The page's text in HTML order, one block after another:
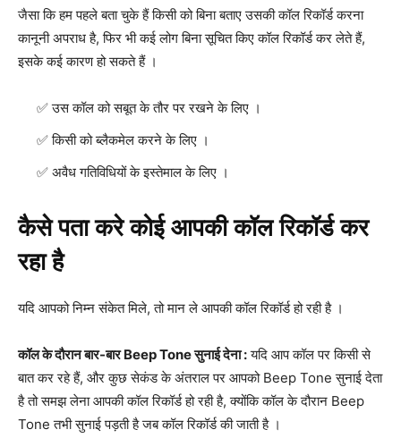
जैसा कि हम पहले बता चुके हैं किसी को बिना बताए उसकी कॉल रिकॉर्ड करना
कानूनी अपराध है, फिर भी कई लोग बिना सूचित किए कॉल रिकॉर्ड कर लेते हैं,
इसके कई कारण हो सकते हैं ।
उस कॉल को सबूत के तौर पर रखने के लिए ।
किसी को ब्लैकमेल करने के लिए ।
अवैध गतिविधियों के इस्तेमाल के लिए ।
कैसे पता करे कोई आपकी कॉल रिकॉर्ड कर
रहा है
यदि आपको निम्न संकेत मिले, तो मान ले आपकी कॉल रिकॉर्ड हो रही है ।
कॉल के दौरान बार-बार Beep Tone सुनाई देना :यदि आप कॉल पर किसी से
बात कर रहे हैं, और कुछ सेकंड के अंतराल पर आपको Beep Tone सुनाई देता
है तो समझ लेना आपकी कॉल रिकॉर्ड हो रही है, क्योंकि कॉल के दौरान Beep
Tone तभी सुनाई पड़ती है जब कॉल रिकॉर्ड की जाती है ।